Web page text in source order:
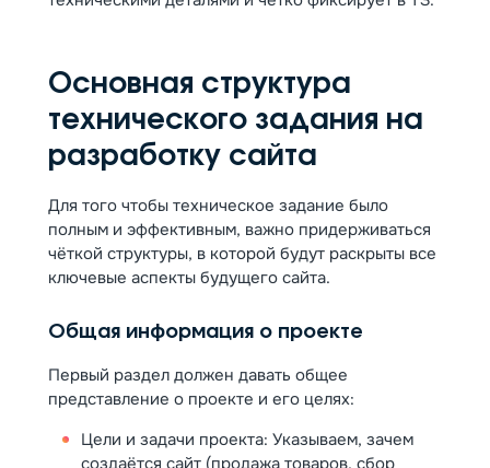
Основная структура
технического задания на
разработку сайта
Для того чтобы техническое задание было
полным и эффективным, важно придерживаться
чёткой структуры, в которой будут раскрыты все
ключевые аспекты будущего сайта.
Общая информация о проекте
Первый раздел должен давать общее
представление о проекте и его целях:
Цели и задачи проекта: Указываем, зачем
создаётся сайт (продажа товаров, сбор